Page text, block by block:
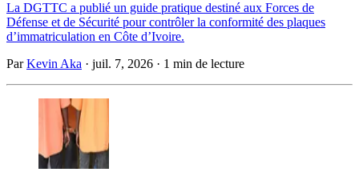
La DGTTC a publié un guide pratique destiné aux Forces de
Défense et de Sécurité pour contrôler la conformité des plaques
d’immatriculation en Côte d’Ivoire.
ParKevin Aka · juil. 7, 2026 · 1 min de lecture